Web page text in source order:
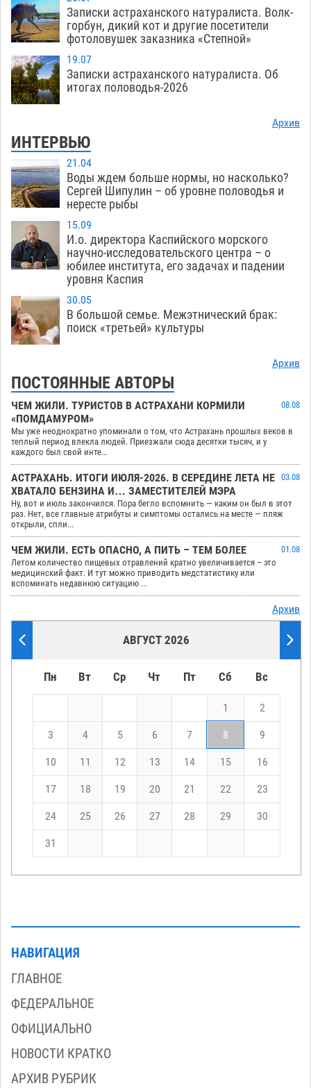
Записки астраханского натуралиста. Волк-
горбун, дикий кот и другие посетители
фотоловушек заказника «Степной»
19.07
Записки астраханского натуралиста. Об
итогах половодья-2026
Архив
ИНТЕРВЬЮ
21.04
Воды ждем больше нормы, но насколько?
Сергей Шипулин – об уровне половодья и
нересте рыбы
15.09
И.о. директора Каспийского морского
научно-исследовательского центра – о
юбилее института, его задачах и падении
уровня Каспия
30.05
В большой семье. Межэтнический брак:
поиск «третьей» культуры
Архив
ПОСТОЯННЫЕ АВТОРЫ
ЧЕМ ЖИЛИ. ТУРИСТОВ В АСТРАХАНИ КОРМИЛИ
«ПОМДАМУРОМ»
08.08
Мы уже неоднократно упоминали о том, что Астрахань прошлых веков в
теплый период влекла людей. Приезжали сюда десятки тысяч, и у
каждого был свой инте...
АСТРАХАНЬ. ИТОГИ ИЮЛЯ-2026. В СЕРЕДИНЕ ЛЕТА НЕ
ХВАТАЛО БЕНЗИНА И… ЗАМЕСТИТЕЛЕЙ МЭРА
03.08
Ну, вот и июль закончился. Пора бегло вспомнить — каким он был в этот
раз. Нет, все главные атрибуты и симптомы остались на месте — пляж
открыли, спли...
ЧЕМ ЖИЛИ. ЕСТЬ ОПАСНО, А ПИТЬ – ТЕМ БОЛЕЕ
01.08
Летом количество пищевых отравлений кратно увеличивается – это
медицинский факт. И тут можно приводить медстатистику или
вспоминать недавнюю ситуацию ...
Архив
АВГУСТ 2026
Пн Вт Ср Чт Пт Сб Вс
1 2
3 4 5 6 7 8 9
10 11 12 13 14 15 16
17 18 19 20 21 22 23
24 25 26 27 28 29 30
31
НАВИГАЦИЯ
ГЛАВНОЕ
ФЕДЕРАЛЬНОЕ
ОФИЦИАЛЬНО
НОВОСТИ КРАТКО
АРХИВ РУБРИК